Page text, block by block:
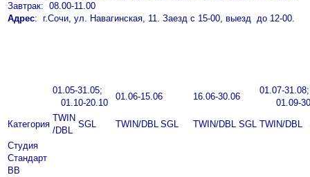
Завтрак: 08.00-11.00
Адрес: г.Сочи, ул. Навагинская, 11. Заезд с 15-00, выезд до 12-00.
01.05-31.05;
01.10-20.10
01.06-15.06 16.06-30.06
01.07-
01.09-
Категория
ТWIN
/DBL
SGL ТWIN/DBL SGL ТWIN/DBL SGL ТWIN/DBL
Студия
Стандарт
ВВ